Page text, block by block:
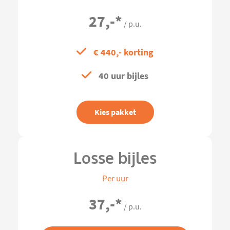
27,-* / p.u.
€ 440,- korting
40 uur bijles
Kies pakket
Losse bijles
Per uur
37,-* / p.u.